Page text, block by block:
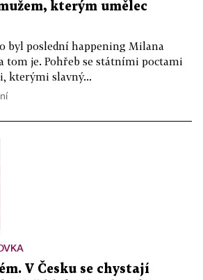
kterým umělec
byl poslední happening Milana
tom je. Pohřeb se státními poctami
kterými slavný...
V Česku se chystají